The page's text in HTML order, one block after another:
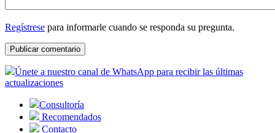
Regístrese para informarle cuando se responda su pregunta.
Únete a nuestro canal de WhatsApp para recibir las últimas
actualizaciones
Consultoría
Recomendados
Contacto